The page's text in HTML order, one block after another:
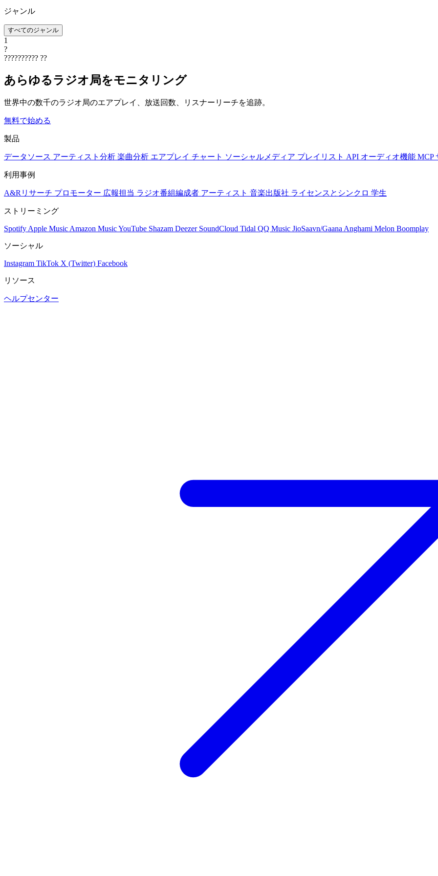
ジャンル
すべてのジャンル
1
?
?????????? ??
あらゆるラジオ局をモニタリング
世界中の数千のラジオ局のエアプレイ、放送回数、リスナーリーチを追跡。
無料で始める
製品
データソース アーティスト分析 楽曲分析 エアプレイ チャート ソーシャルメディア プレイリスト API オーディオ機能 MCP
利用事例
A&Rリサーチ プロモーター 広報担当 ラジオ番組編成者 アーティスト 音楽出版社 ライセンスとシンクロ 学生
ストリーミング
Spotify Apple Music Amazon MusicYouTube Shazam Deezer SoundCloud Tidal QQ Music JioSaavn/Gaana Anghami Melon Boomplay
ソーシャル
Instagram TikTok X (Twitter) Facebook
リソース
ヘルプセンター